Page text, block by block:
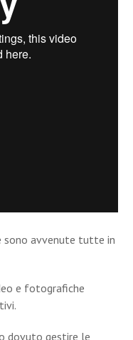
sono avvenute tutte in
e fotografiche
dovuto gestire le